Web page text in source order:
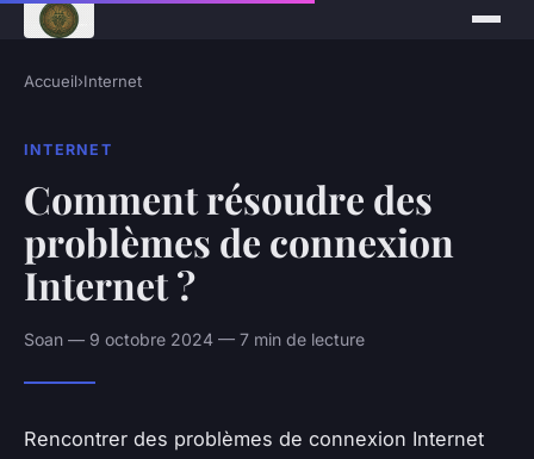
Accueil›Internet
INTERNET
Comment résoudre des
problèmes de connexion
Internet ?
Soan — 9 octobre 2024 — 7 min de lecture
Rencontrer des problèmes de connexion Internet